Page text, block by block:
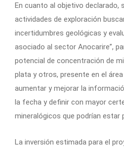
En cuanto al objetivo declarado,
actividades de exploración
incertidumbres geológicas y
asociado al sector Anocarire”,
potencial de concentración de
plata y otros, presente en el
aumentar y mejorar la
la fecha y definir con mayor
mineralógicos que podrían estar
La inversión estimada para el